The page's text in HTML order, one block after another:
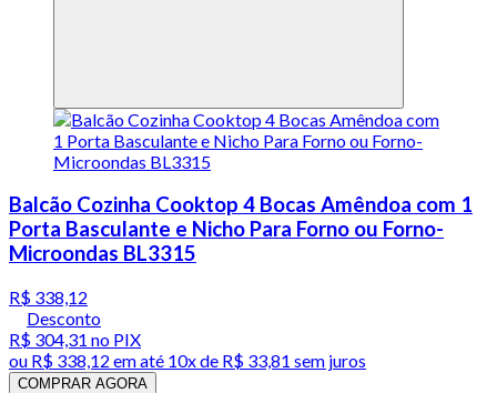
Balcão Cozinha Cooktop 4 Bocas Amêndoa com 1
Porta Basculante e Nicho Para Forno ou Forno-
Microondas BL3315
R$ 338,12
Desconto
R$ 304,31 no PIX
ou R$ 338,12 em até 10x de R$ 33,81 sem juros
COMPRAR AGORA